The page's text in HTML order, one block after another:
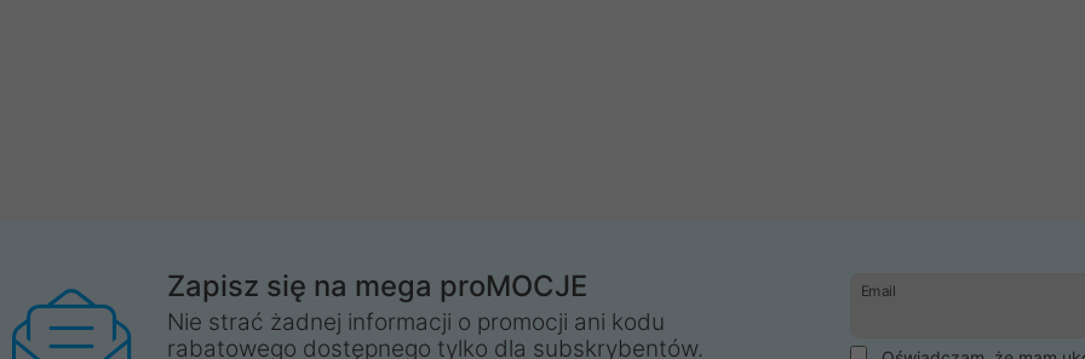
Zapisz się na mega proMOCJE
Nie strać żadnej informacji o promocji ani kodu
rabatowego dostępnego tylko dla subskrybentów.
Email